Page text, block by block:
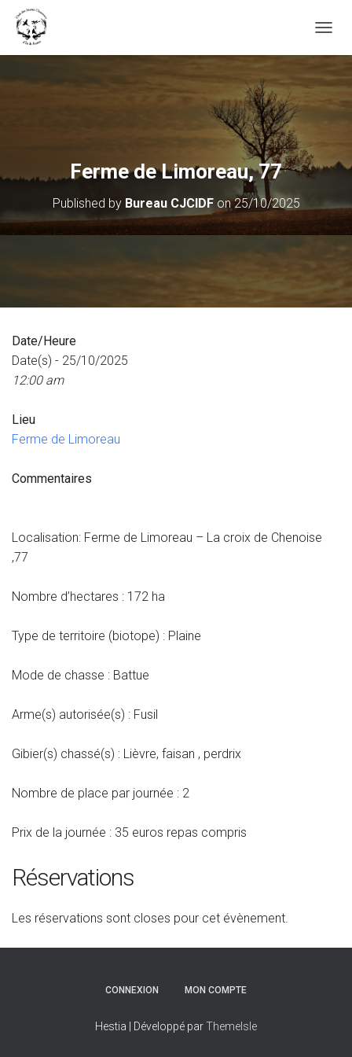
Ferme de Limoreau, 77
Published by Bureau CJCIDFon25/10/2025
Date/Heure
Date(s) - 25/10/2025
12:00 am
Lieu
Ferme de Limoreau
Commentaires
Localisation: Ferme de Limoreau – La croix de Chenoise
,77
Nombre d’hectares : 172 ha
Type de territoire (biotope) : Plaine
Mode de chasse : Battue
Arme(s) autorisée(s) : Fusil
Gibier(s) chassé(s) : Lièvre, faisan , perdrix
Nombre de place par journée : 2
Prix de la journée : 35 euros repas compris
Réservations
Les réservations sont closes pour cet évènement.
CONNEXION MON COMPTE
Hestia | Développé parThemeIsle